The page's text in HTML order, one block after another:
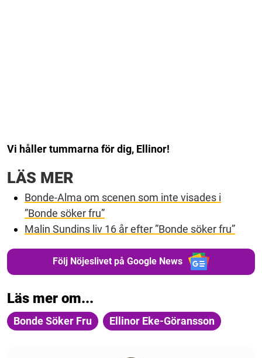
Vi håller tummarna för dig, Ellinor!
LÄS MER
Bonde-Alma om scenen som inte visades i
”Bonde söker fru”
Malin Sundins liv 16 år efter ”Bonde söker fru”
Följ Nöjeslivet på Google News
Läs mer om...
Bonde Söker Fru Ellinor Eke-Göransson